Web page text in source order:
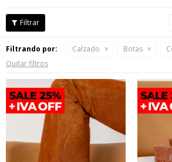
Filtrando por: Calzado Botas
Quitar filtros